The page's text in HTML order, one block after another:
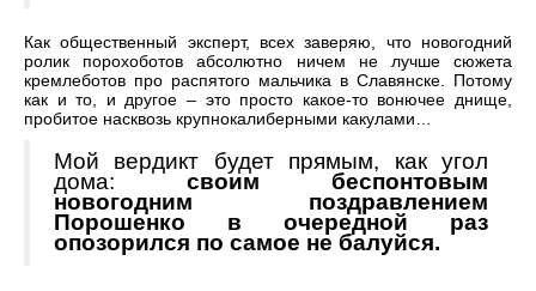
Как общественный эксперт, всех заверяю, что новогодний
ролик порохоботов абсолютно ничем не лучше сюжета
кремлеботов про распятого мальчика в Славянске. Потому
как и то, и другое – это просто какое-то вонючее днище,
пробитое насквозь крупнокалиберными какулами…
Мой вердикт будет прямым, как угол
дома: своим беспонтовым
новогодним поздравлением
Порошенко в очередной раз
опозорился по самое не балуйся.